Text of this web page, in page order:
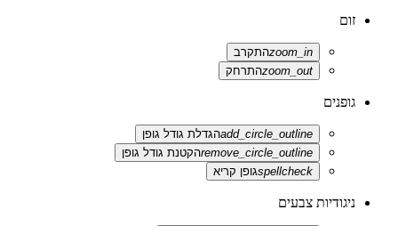
זום
zoom_inהתקרב
zoom_outהתרחק
גופנים
add_circle_outlineהגדלת גודל גופן
remove_circle_outlineהקטנת גודל גופן
spellcheckגופן קריא
ניגודיות צבעים